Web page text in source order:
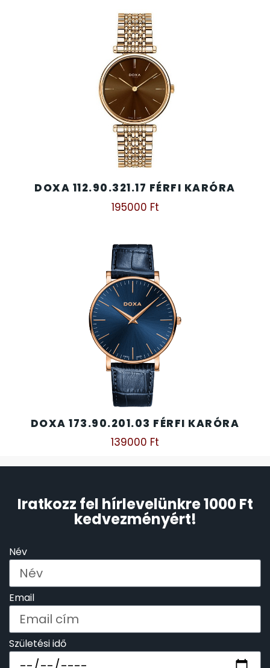
DOXA 112.90.321.17 FÉRFI KARÓRA
195000 Ft
DOXA 173.90.201.03 FÉRFI KARÓRA
139000 Ft
Iratkozz fel hírlevelünkre 1000 Ft
kedvezményért!
Név
Email
Születési idő